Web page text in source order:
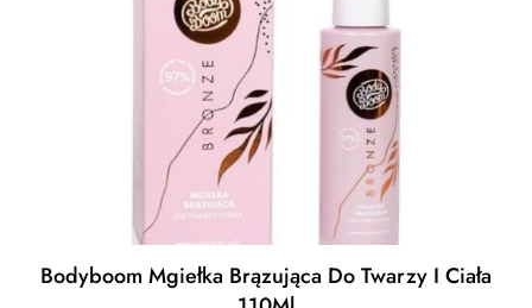
Bodyboom Mgiełka Brązująca Do Twarzy I Ciała